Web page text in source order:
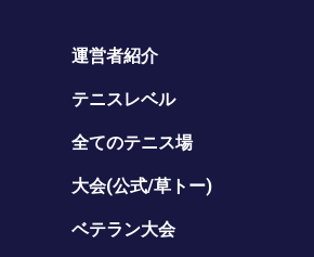
運営者紹介
テニスレベル
全てのテニス場
大会(公式/草トー)
ベテラン大会